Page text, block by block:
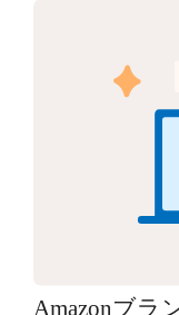
Amazonブラ